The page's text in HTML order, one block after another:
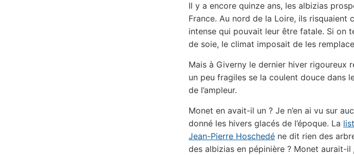
Il y a encore quinze ans, les albizias
France. Au nord de la Loire, ils risquaient
intense qui pouvait leur être fatale. Si on
de soie, le climat imposait de les
Mais à Giverny le dernier hiver rigoureux
un peu fragiles se la coulent douce dans
de l’ampleur.
Monet en avait-il un ? Je n’en ai vu sur
donné les hivers glacés de l’époque. La
Jean-Pierre Hoschedé ne dit rien des
des albizias en pépinière ? Monet aurait-il